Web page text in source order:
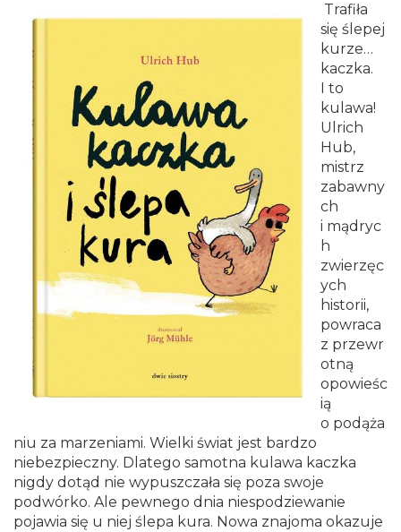
Smołki
Opolu
Trafiła
się ślepej
kurze…
kaczka.
I to
kulawa!
Ulrich
Hub,
mistrz
zabawny
ch
i mądryc
h
zwierzęc
ych
historii,
powraca
z przewr
otną
opowieśc
ią
o podąża
niu za marzeniami. Wielki świat jest bardzo
niebezpieczny. Dlatego samotna kulawa kaczka
nigdy dotąd nie wypuszczała się poza swoje
podwórko. Ale pewnego dnia niespodziewanie
pojawia się u niej ślepa kura. Nowa znajoma okazuje